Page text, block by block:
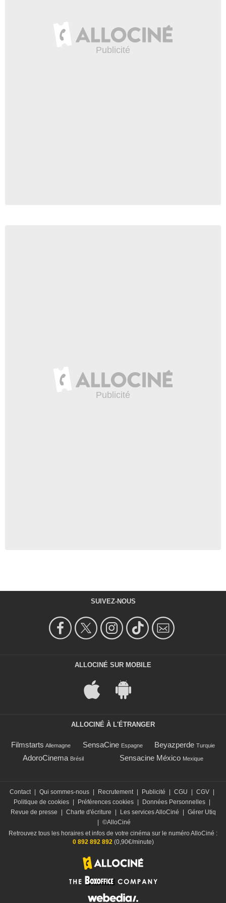
SUIVEZ-NOUS
ALLOCINÉ SUR MOBILE
ALLOCINÉ À L'ÉTRANGER
Filmstarts Allemagne SensaCine Espagne Beyazperde Turquie
AdoroCinema Brésil Sensacine México Mexique
Contact Qui sommes-nous Recrutement Publicité CGU CGV
Politique de cookies
Préférences cookies Données Personnelles
Revue de presse
Charte d'écriture Les services AlloCiné
Gérer Utiq
©AlloCiné
Retrouvez tous les horaires et infos de votre cinéma sur le numéro AlloCiné :
0 892 892 892(0,90€/minute)